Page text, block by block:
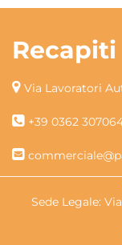
Recapiti
Via Lavoratori
+39 0362
Sede Legale: